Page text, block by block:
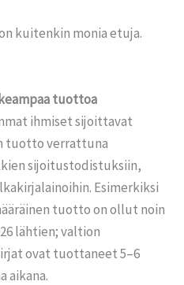
kuitenkin monia etuja.
tuottoa
ihmiset sijoittavat
tuotto verrattuna
sijoitustodistuksiin,
Esimerkiksi
tuotto on ollut noin
lähtien; valtion
ovat tuottaneet 5–6
aikana.